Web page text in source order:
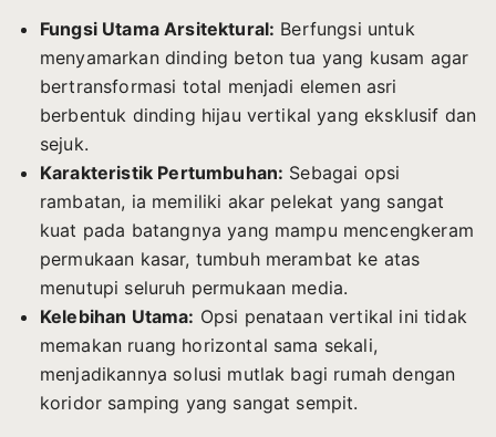
Fungsi Utama Arsitektural: Berfungsi untuk
menyamarkan dinding beton tua yang kusam agar
bertransformasi total menjadi elemen asri
berbentuk dinding hijau vertikal yang eksklusif dan
sejuk.
Karakteristik Pertumbuhan: Sebagai opsi
rambatan, ia memiliki akar pelekat yang sangat
kuat pada batangnya yang mampu mencengkeram
permukaan kasar, tumbuh merambat ke atas
menutupi seluruh permukaan media.
Kelebihan Utama: Opsi penataan vertikal ini tidak
memakan ruang horizontal sama sekali,
menjadikannya solusi mutlak bagi rumah dengan
koridor samping yang sangat sempit.